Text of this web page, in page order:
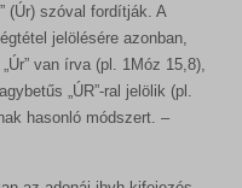
(Úr) szóval fordítják. A
jelölésére azonban,
van írva (pl. 1Móz 15,8),
„ÚR”-ral jelölik (pl.
hasonló módszert. –